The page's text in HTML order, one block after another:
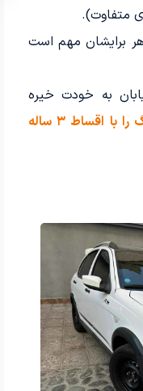
متفاوت).
برایشان مهم است
به خودت خیره
همین حالا کوییک R دو رنگ را با اقساط ۳ ساله